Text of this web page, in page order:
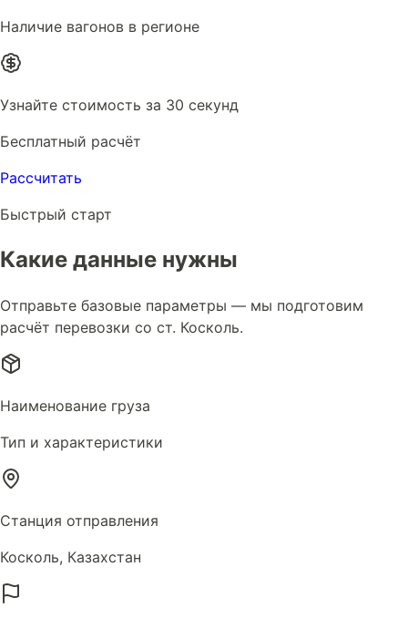
Наличие вагонов в регионе
Узнайте стоимость за 30 секунд
Бесплатный расчёт
Рассчитать
Быстрый старт
Какие данные нужны
Отправьте базовые параметры — мы подготовим
расчёт перевозки со ст. Коскoль.
Наименование груза
Тип и характеристики
Станция отправления
Коскoль, Казахстан